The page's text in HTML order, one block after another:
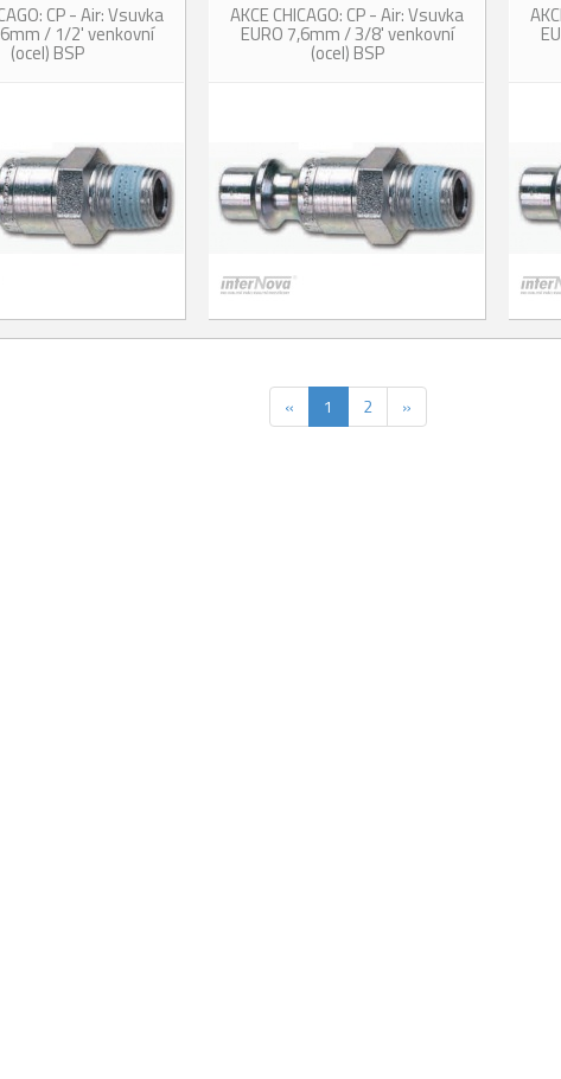
CP - Air: Vsuvka
/ 1/2' venkovní
(ocel) BSP
AKCE CHICAGO: CP - Air: Vsuvka
EURO 7,6mm / 3/8' venkovní
(ocel) BSP
« 1 2 »